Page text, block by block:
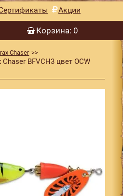
Акции
Корзина: 0
Chaser
BFVCH3 цвет OCW